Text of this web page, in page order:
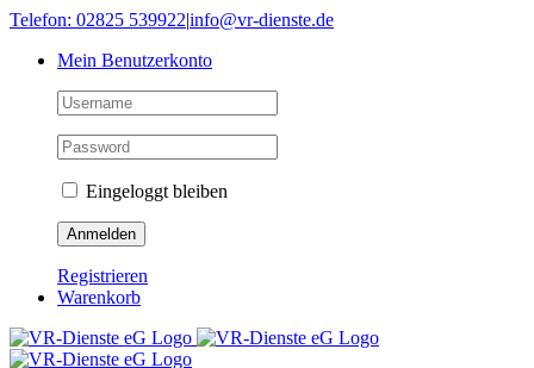
Skip
content
Telefon: 02825 539922|info@vr-dienste.de
Mein Benutzerkonto
Eingeloggt bleiben
Registrieren
Warenkorb